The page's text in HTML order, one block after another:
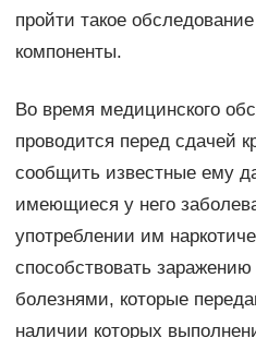
пройти такое
компоненты.
Во время медицинского
проводится перед сдачей
сообщить известные ему
имеющиеся у него
употреблении им
способствовать
болезнями, которые
наличии которых